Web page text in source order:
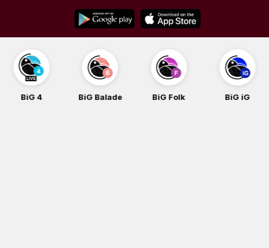
content
BiG 4 BiG Balade BiG Folk BiG iG